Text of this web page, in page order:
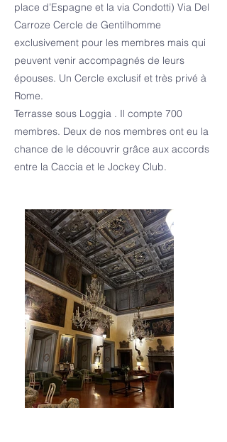
place d’Espagne et la via Condotti) Via Del
Carroze Cercle de Gentilhomme
exclusivement pour les membres mais qui
peuvent venir accompagnés de leurs
épouses. Un Cercle exclusif et très privé à
Rome.
Terrasse sous Loggia . Il compte 700
membres. Deux de nos membres ont eu la
chance de le découvrir grâce aux accords
entre la Caccia et le Jockey Club.